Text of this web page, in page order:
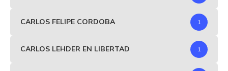
CARLOS FELIPE CORDOBA 1
CARLOS LEHDER EN LIBERTAD 1